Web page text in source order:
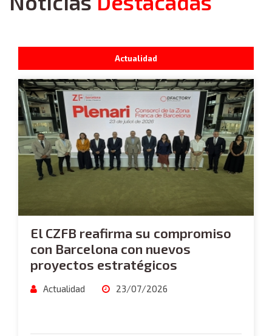
Actualidad
El CZFB reafirma su compromiso
con Barcelona con nuevos
proyectos estratégicos
Actualidad 23/07/2026